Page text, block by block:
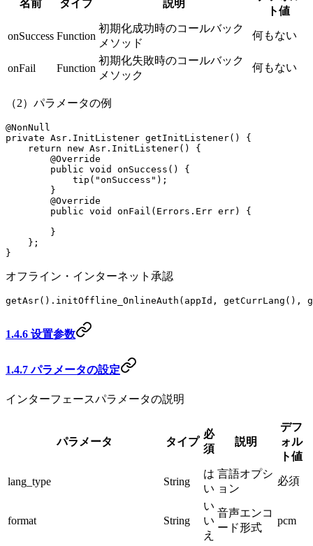
名前 タイプ 説明
ト値
onSuccess Function
初期化成功時のコールバック
メソッド
何もない
onFail Function
初期化失敗時のコールバック
メソック
何もない
（2）パラメータの例
@NonNull
private Asr.InitListener getInitListener() {
    return
new Asr. InitListener() {
        @
Override
        public
void onSuccess () {
            tip
( "onSuccess" );
        }
        @
Override
        public
void onFail (Errors.Err err) {
        }
    };
}
オフライン・インターネット承認
getAsr(). initOffline_OnlineAuth (appId, getCurrLang (),
1.4.6 设置参数
1.4.7 パラメータの設定
インターフェースパラメータの説明
パラメータ タイプ
必
須
説明
デフ
ォル
ト値
lang_type String
は
い
言語オプシ
ョン
必須
format String
い
い
え
音声エンコ
ード形式
pcm